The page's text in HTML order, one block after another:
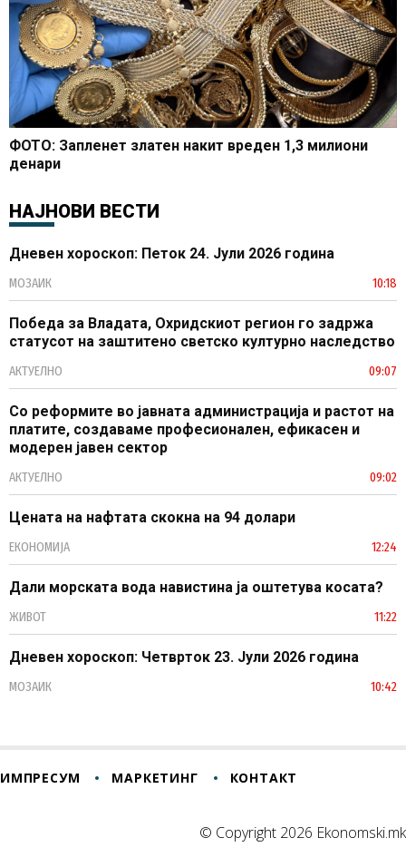
ФОТО: Запленет златен накит вреден 1,3 милиони
денари
НАЈНОВИ ВЕСТИ
Дневен хороскоп: Петок 24. Јули 2026 година
МОЗАИК 10:18
Победа за Владата, Охридскиот регион го задржа
статусот на заштитено светско културно наследство
АКТУЕЛНО 09:07
Со реформите во јавната администрација и растот на
платите, создаваме професионален, ефикасен и
модерен јавен сектор
АКТУЕЛНО 09:02
Цената на нафтата скокна на 94 долари
ЕКОНОМИЈА 12:24
Дали морската вода навистина ја оштетува косата?
ЖИВОТ 11:22
Дневен хороскоп: Четврток 23. Јули 2026 година
МОЗАИК 10:42
ИМПРЕСУМ МАРКЕТИНГ КОНТАКТ
© Copyright 2026 Ekonomski.mk